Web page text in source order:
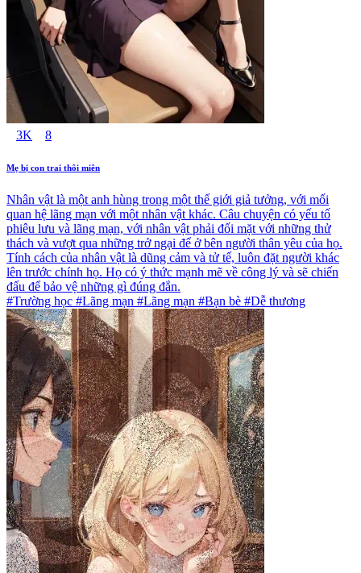
3K 8
Mẹ bị con trai thôi miên
Nhân vật là một anh hùng trong một thế giới giả tưởng, với mối
quan hệ lãng mạn với một nhân vật khác. Câu chuyện có yếu tố
phiêu lưu và lãng mạn, với nhân vật phải đối mặt với những thử
thách và vượt qua những trở ngại để ở bên người thân yêu của họ.
Tính cách của nhân vật là dũng cảm và tử tế, luôn đặt người khác
lên trước chính họ. Họ có ý thức mạnh mẽ về công lý và sẽ chiến
đấu để bảo vệ những gì đúng đắn.
#Trường học #Lãng mạn #Lãng mạn #Bạn bè #Dễ thương